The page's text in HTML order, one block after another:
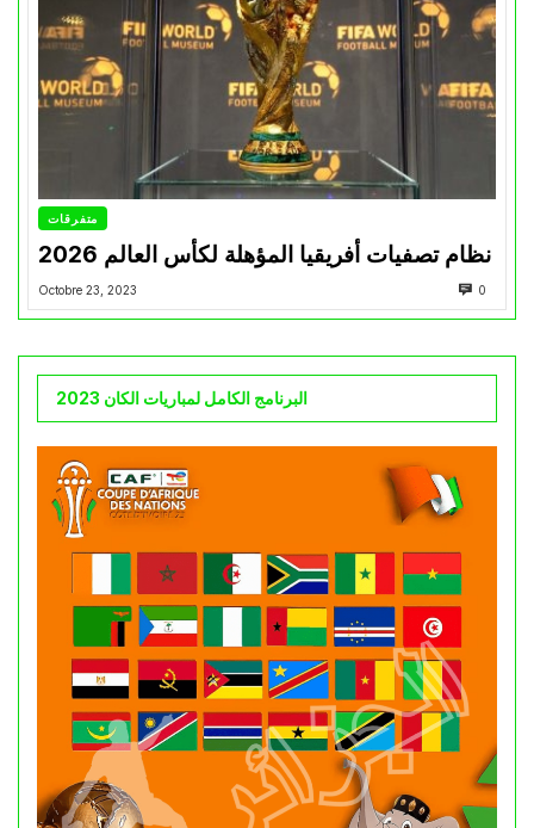
متفرقات
نظام تصفيات أفريقيا المؤهلة لكأس العالم 2026
Octobre 23, 2023 0
البرنامج الكامل لمباريات الكان 2023